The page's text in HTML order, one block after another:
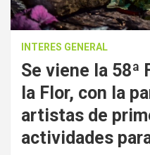
INTERES GENERAL
Se viene la 58ª
la Flor, con la
artistas de
actividades